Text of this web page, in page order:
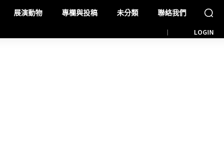
展演動物 專欄與投稿 未分類 聯絡我們
LOGIN